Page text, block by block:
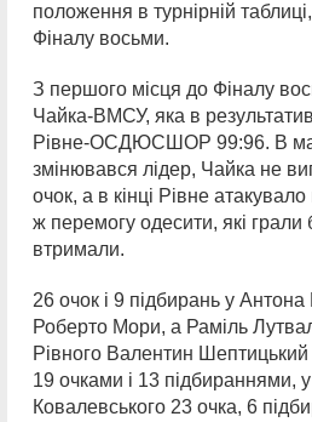
положення в турнірній
Фіналу восьми.
З першого місця до Фіналу
Чайка-ВМСУ, яка в
Рівне-ОСДЮСШОР 99:96. В
змінювався лідер, Чайка не
очок, а в кінці Рівне
ж перемогу одесити, які
втримали.
26 очок і 9 підбирань у
Роберто Мори, а Раміль
Рівного Валентин
19 очками і 13 підбираннями,
Ковалевського 23 очка, 6